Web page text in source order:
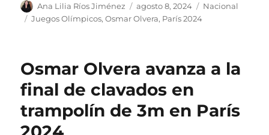
A
u
Ana Lilia Ríos Jiménez
P
u
c
d
o
e
agosto 8, 2024
C
o
a
Nacional
E
u
e
a
s
Juegos Olímpicos,Osmar Olvera, París 2024
Osmar Olvera avanza a la
final de clavados en
trampolín de 3m en París